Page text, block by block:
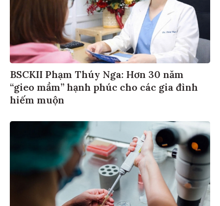
BSCKII Phạm Thúy Nga: Hơn 30 năm
“gieo mầm” hạnh phúc cho các gia đình
hiếm muộn